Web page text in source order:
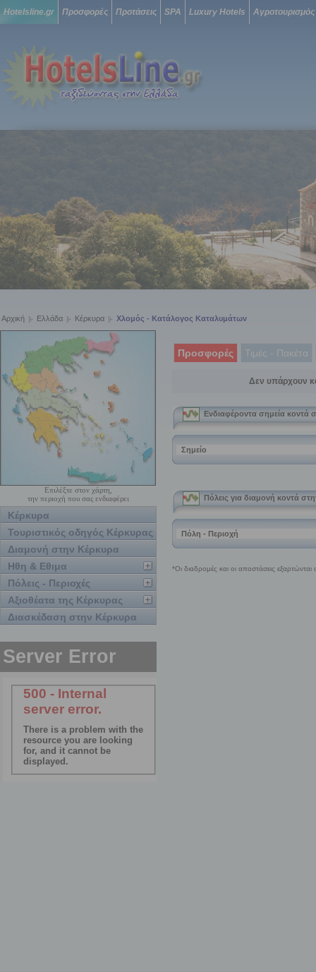
Hotelsline.gr Προσφορές Προτάσεις SPA Luxury Hotels Αγροτουρισμός
Αρχική Ελλάδα Κέρκυρα Χλομός - Κατάλογος Καταλυμάτων
Επιλέξτε στον χάρτη,
την περιοχή που σας ενδιαφέρει
Κέρκυρα
Τουριστικός οδηγός Κέρκυρας
Διαμονή στην Κέρκυρα
Ηθη & Εθιμα
Πόλεις - Περιοχές
Αξιοθέατα της Κέρκυρας
Διασκέδαση στην Κέρκυρα
Προσφορές Τιμές - Πακέτα
Δεν υπάρχουν